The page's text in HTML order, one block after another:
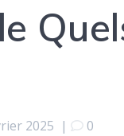
2025 | 0